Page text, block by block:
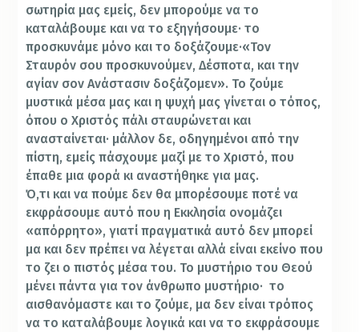
σωτηρία μας εμείς, δεν μπορούμε να το
καταλάβουμε και να το εξηγήσουμε· το
προσκυνάμε μόνο και το δοξάζουμε·«Τον
Σταυρόν σου προσκυνούμεν, Δέσποτα, και την
αγίαν σον Ανάστασιν δοξάζομεν». Το ζούμε
μυστικά μέσα μας και η ψυχή μας γίνεται ο τόπος,
όπου ο Χριστός πάλι σταυρώνεται και
ανασταίνεται· μάλλον δε, οδηγημένοι από την
πίστη, εμείς πάσχουμε μαζί με το Χριστό, που
έπαθε μια φορά κι αναστήθηκε για μας.
Ό,τι και να πούμε δεν θα μπορέσουμε ποτέ να
εκφράσουμε αυτό που η Εκκλησία ονομάζει
«απόρρητο», γιατί πραγματικά αυτό δεν μπορεί
μα και δεν πρέπει να λέγεται αλλά είναι εκείνο που
το ζει ο πιστός μέσα του. Το μυστήριο του Θεού
μένει πάντα για τον άνθρωπο μυστήριο· το
αισθανόμαστε και το ζούμε, μα δεν είναι τρόπος
να το καταλάβουμε λογικά και να το εκφράσουμε